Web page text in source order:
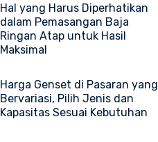
Hal yang Harus Diperhatikan
dalam Pemasangan Baja
Ringan Atap untuk Hasil
Maksimal
Harga Genset di Pasaran yang
Bervariasi, Pilih Jenis dan
Kapasitas Sesuai Kebutuhan